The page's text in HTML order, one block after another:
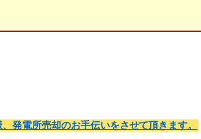
発電所売却のお手伝いをさせて頂きます。